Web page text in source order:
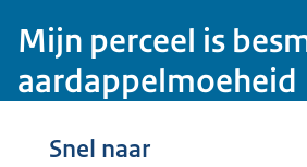
Mijn perceel is
aardappelmoeheid
Snel naar